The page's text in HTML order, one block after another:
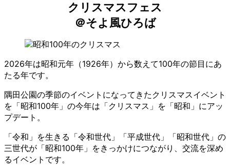
クリスマスフェス
＠そよ風ひろば
2026年は昭和元年（1926年）から数えて100年の節目にあ
たる年です。
隅田公園の季節のイベントになってきたクリスマスイベント
を「昭和100年」の今年は「クリスマス」を「昭和」にアッ
プデート。
「令和」を生きる「令和世代」「平成世代」「昭和世代」の
三世代が「昭和100年」をきっかけにつながり、交流を深め
るイベントです。